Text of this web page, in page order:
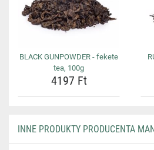
BLACK GUNPOWDER - fekete
tea, 100g
4197 Ft
INNE PRODUKTY PRODUCENTA